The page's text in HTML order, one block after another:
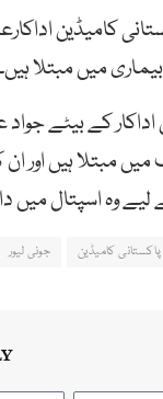
کامیڈین
میں مبتلا
کے بیٹے جواد
مبتلا ہیں اور
وہ اسپتال میں
پاکستانی کامیڈین جونی لیور